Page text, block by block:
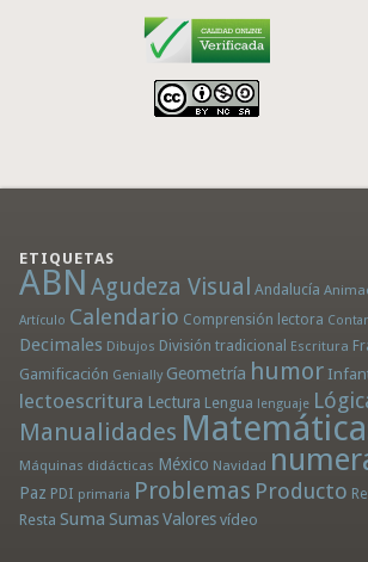
ETIQUETAS
ABN Agudeza Visual Andalucía
Artículo Calendario Comprensión lectora Contar
Decimales Dibujos División tradicional Escritura
Gamificación Genially Geometría humor
lectoescritura Lectura Lengua lenguaje
Manualidades
Máquinas didácticas México Navidad
Paz PDI primaria Problemas Producto
Resta Suma Sumas Valores vídeo